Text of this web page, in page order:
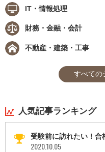
IT・情報処理
財務・金融・会計
不動産・建築・工事
すべての
人気記事ランキング
受験前に訪れたい！合
2020.10.05